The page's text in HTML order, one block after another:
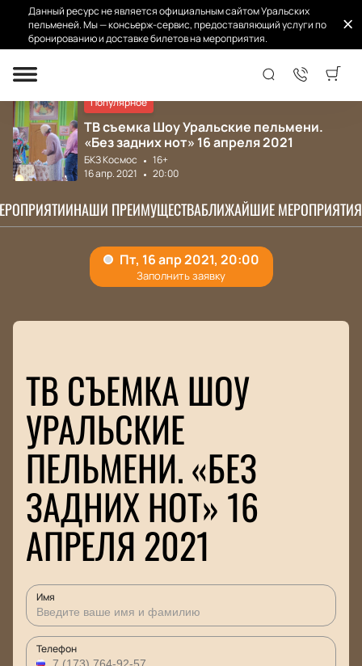
Данный ресурс не является официальным сайтом Уральских
пельменей. Мы — консьерж-сервис, предоставляющий услуги по
бронированию и доставке билетов на мероприятия.
Главная
Популярное
ТВ съемка Шоу Уральские пельмени.
«Без задних нот» 16 апреля 2021
БКЗ Космос
16+
16 апр. 2021
20:00
НАШИ ПРЕИМУЩЕСТВАБЛИЖАЙШИЕ МЕРОПРИЯТИЯ
ТВ СЪЕМКА ШОУ
УРАЛЬСКИЕ
ПЕЛЬМЕНИ. «БЕЗ
ЗАДНИХ НОТ» 16
АПРЕЛЯ 2021
Имя
Телефон